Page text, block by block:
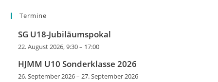
Termine
SG U18-Jubiläumspokal
22. August 2026, 9:30– 17:00
HJMM U10 Sonderklasse 2026
26. September 2026–27. September 2026